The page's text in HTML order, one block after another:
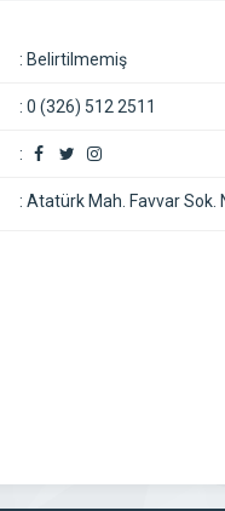
: Belirtilmemiş
: 0 (326) 512 2511
:
: Atatürk Mah. Favvar Sok.